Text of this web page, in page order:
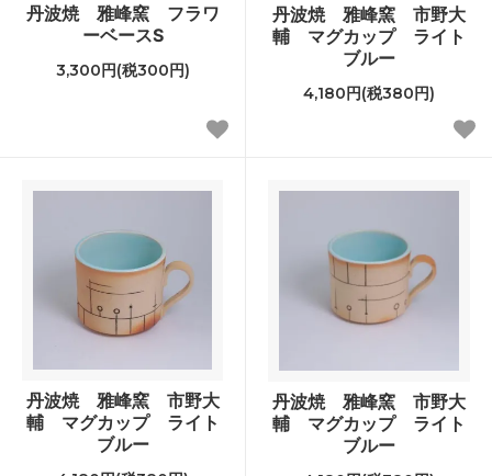
丹波焼 雅峰窯 フラワ
ーベースS
3,300円(税300円)
丹波焼 雅峰窯 市野大
輔 マグカップ ライト
ブルー
4,180円(税380円)
丹波焼 雅峰窯 市野大
輔 マグカップ ライト
ブルー
丹波焼 雅峰窯 市野大
輔 マグカップ ライト
ブルー